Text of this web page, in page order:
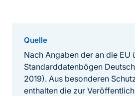
Quelle
Nach Angaben der an die EU
Standarddatenbögen
2019). Aus besonderen
enthalten die zur